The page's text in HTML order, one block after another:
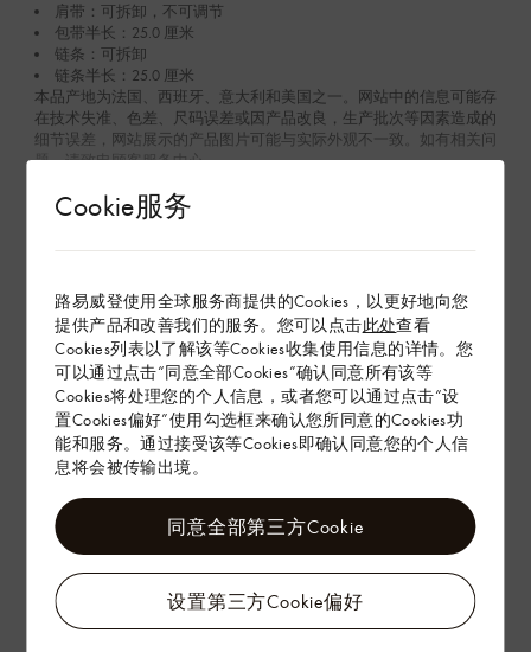
Cookie服务
路易威登使用全球服务商提供的Cookies，以更好地向您
提供产品和改善我们的服务。您可以点击此处查看
Cookies列表以了解该等Cookies收集使用信息的详情。您
可以通过点击“同意全部Cookies”确认同意所有该等
Cookies将处理您的个人信息，或者您可以通过点击“设
置Cookies偏好”使用勾选框来确认您所同意的Cookies功
能和服务。通过接受该等Cookies即确认同意您的个人信
息将会被传输出境。
设置第三方Cookie偏好
同意全部第三方Cookie
肩带：可拆卸，不可调节
包带半长：25.0 厘米
链条：可拆卸
链条半长：25.0 厘米
本品产地为法国、西班牙、意大利和美国之一。网站中的信息可能存
在技术失准、色差、尺码误差或因产品改良，生产批次等因素造成的
细节误差，网站展示的产品图片可能与实际外观不一致。如有相关问
题，请致电顾客服务中心。
查看更多
产品养护
在专卖店内探索
配送 & 退货
赠礼